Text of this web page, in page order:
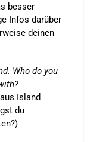
besser
Infos darüber
deinen
Who do you
Island
du